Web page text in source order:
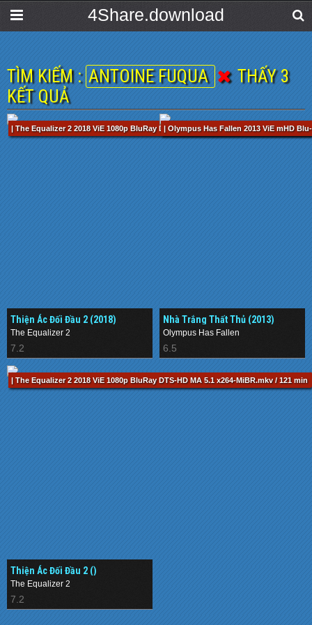
4Share.download
TÌM KIẾM : ANTOINE FUQUA
THẤY 3
KẾT QUẢ
| The Equalizer 2 2018 ViE 1080p BluRay DTS-HD MA 5.1 x264-MiBR.mkv / 121 min
Thiện Ác Đối Đầu 2 (2018)
The Equalizer 2
7.2
| Olympus Has Fallen 2013 ViE mHD
Nhà Trắng Thất Thủ (2013)
Olympus Has Fallen
6.5
| The Equalizer 2 2018 ViE 1080p BluRay DTS-HD MA 5.1 x264-MiBR.mkv / 121 min
Thiện Ác Đối Đầu 2 ()
The Equalizer 2
7.2